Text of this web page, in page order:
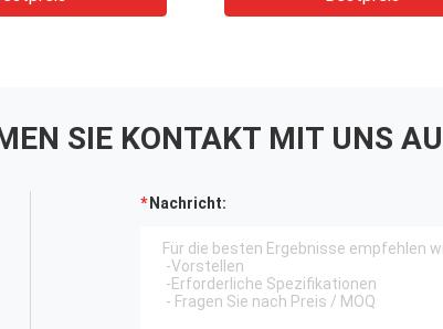
SIE KONTAKT MIT UNS
Nachricht: